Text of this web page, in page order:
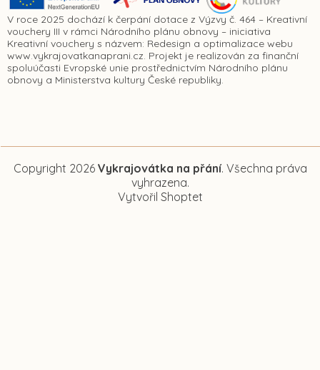
V roce 2025 dochází k čerpání dotace z Výzvy č. 464 – Kreativní
vouchery III v rámci Národního plánu obnovy – iniciativa
Kreativní vouchery s názvem: Redesign a optimalizace webu
www.vykrajovatkanaprani.cz. Projekt je realizován za finanční
spoluúčasti Evropské unie prostřednictvím Národního plánu
obnovy a Ministerstva kultury České republiky.
Vytvořil Shoptet
Copyright 2026 Vykrajovátka na přání. Všechna práva
vyhrazena.